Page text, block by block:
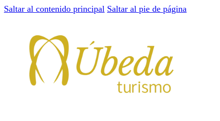
Saltar al contenido principal Saltar al pie de página